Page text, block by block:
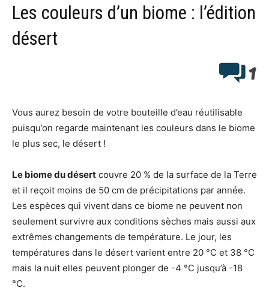
Les couleurs d’un biome : l’édition
désert
1
Vous aurez besoin de votre bouteille d’eau réutilisable
puisqu’on regarde maintenant les couleurs dans le biome
le plus sec, le désert !
Le biome du désert couvre 20 % de la surface de la Terre
et il reçoit moins de 50 cm de précipitations par année.
Les espèces qui vivent dans ce biome ne peuvent non
seulement survivre aux conditions sèches mais aussi aux
extrêmes changements de température. Le jour, les
températures dans le désert varient entre 20 °C et 38 °C
mais la nuit elles peuvent plonger de -4 °C jusqu’à -18
°C.